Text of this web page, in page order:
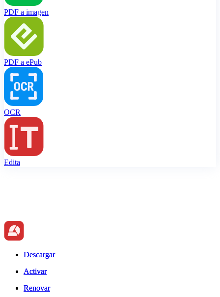
PDF a imagen
PDF a ePub
OCR
Edita
Descargar
Activar
Renovar
Descargar
Activar
Renovar